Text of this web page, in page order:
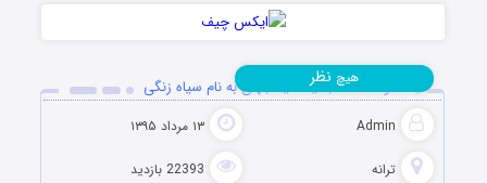
دانلود آهنگ جدید امید جهان به نام سیاه زنگی
Admin ۱۳ مرداد ۱۳۹۵
ترانه 22393 بازدید
هیچ نظر